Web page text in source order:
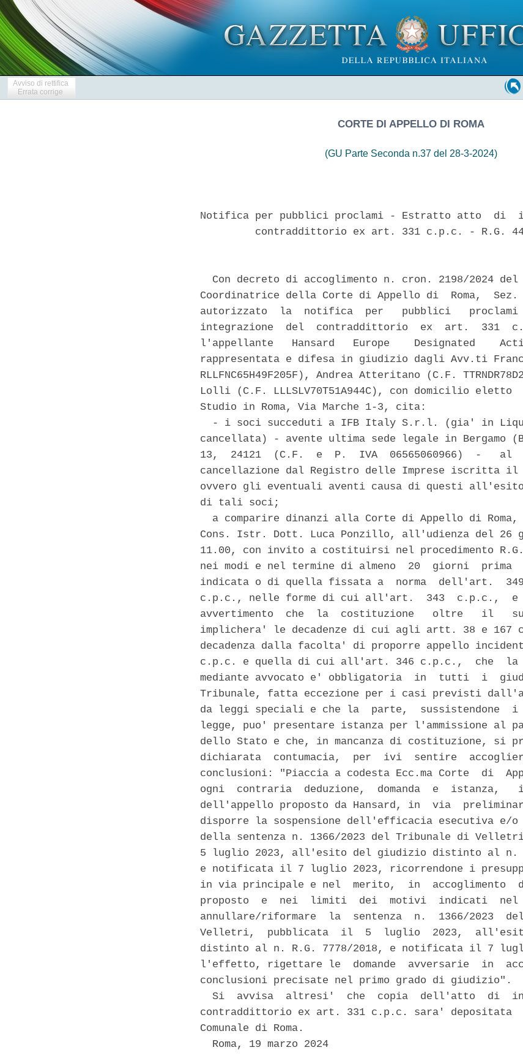
Avviso di rettifica
Errata corrige
CORTE DI APPELLO DI ROMA
(GU Parte Seconda n.37 del 28-3-2024)
Notifica per pubblici proclami - Estratto atto  di
contraddittorio ex art. 331 c.p.c. - R.G.
Con decreto di accoglimento n. cron. 2198/2024 del
Coordinatrice della Corte di Appello di  Roma,
autorizzato  la  notifica  per   pubblici
integrazione  del  contraddittorio  ex  art.  331
l'appellante   Hansard   Europe    Designated
rappresentata e difesa in giudizio dagli Avv.ti
RLLFNC65H49F205F), Andrea Atteritano (C.F.
Lolli (C.F. LLLSLV70T51A944C), con domicilio
Studio in Roma, Via Marche 1-3, cita:
- i soci succeduti a IFB Italy S.r.l. (gia' in
cancellata) - avente ultima sede legale in Bergamo
13,  24121  (C.F.  e  P.  IVA  06565060966)  -   al
cancellazione dal Registro delle Imprese iscritta il
ovvero gli eventuali aventi causa di questi
di tali soci;
a comparire dinanzi alla Corte di Appello di Roma,
Cons. Istr. Dott. Luca Ponzillo, all'udienza del 26
11.00, con invito a costituirsi nel procedimento
nei modi e nel termine di almeno  20  giorni  prima
indicata o di quella fissata a  norma  dell'art.
c.p.c., nelle forme di cui all'art.  343  c.p.c.,  e
avvertimento  che  la  costituzione   oltre   il
implichera' le decadenze di cui agli artt. 38 e 167
decadenza dalla facolta' di proporre appello
c.p.c. e quella di cui all'art. 346 c.p.c.,  che  la
mediante avvocato e' obbligatoria  in  tutti  i
Tribunale, fatta eccezione per i casi previsti
da leggi speciali e che la  parte,  sussistendone
legge, puo' presentare istanza per l'ammissione al
dello Stato e che, in mancanza di costituzione, si
dichiarata  contumacia,  per  ivi  sentire
conclusioni: "Piaccia a codesta Ecc.ma Corte  di
ogni  contraria  deduzione,  domanda  e  istanza,
dell'appello proposto da Hansard, in  via
disporre la sospensione dell'efficacia esecutiva e/o
della sentenza n. 1366/2023 del Tribunale di
5 luglio 2023, all'esito del giudizio distinto al n.
e notificata il 7 luglio 2023, ricorrendone i
in via principale e nel  merito,  in  accoglimento
proposto  e  nei  limiti  dei  motivi  indicati  nel
annullare/riformare  la  sentenza  n.  1366/2023
Velletri,  pubblicata  il  5  luglio  2023,
distinto al n. R.G. 7778/2018, e notificata il 7
l'effetto, rigettare le  domande  avversarie  in
conclusioni precisate nel primo grado di giudizio".
Si  avvisa  altresi'  che  copia  dell'atto  di
contraddittorio ex art. 331 c.p.c. sara' depositata
Comunale di Roma.
  Roma, 19 marzo 2024